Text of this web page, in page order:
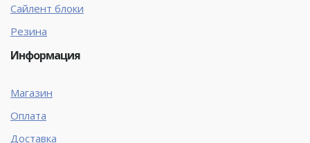
Сайлент блоки
Резина
Информация
Магазин
Оплата
Доставка